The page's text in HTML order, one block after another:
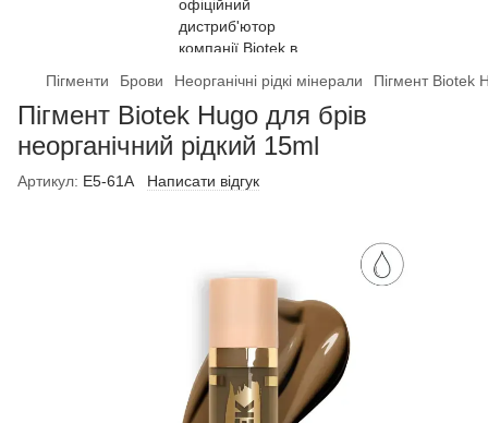
Пігменти Брови Неорганічні рідкі мінерали Пігмент Biotek
Пігмент Biotek Hugo для брів
неорганічний рідкий 15ml
Артикул: E5-61A Написати відгук